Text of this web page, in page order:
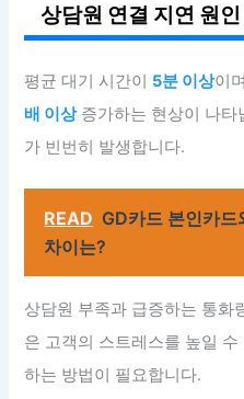
상담원 연결 지연 원인
평균 대기 시간이 5분 이상이
배 이상증가하는 현상이 나타
가 빈번히 발생합니다.
READ GD카드 본인카드
차이는?
상담원 부족과 급증하는 통화
은 고객의 스트레스를 높일
하는 방법이 필요합니다.